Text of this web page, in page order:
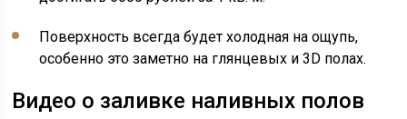
Поверхность всегда будет холодная на ощупь,
особенно это заметно на глянцевых и 3D полах.
Видео о заливке наливных полов